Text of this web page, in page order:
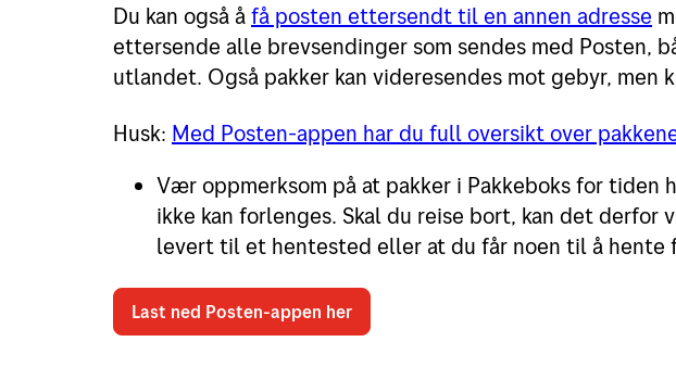
Du kan også å få posten ettersendt til en annen adresse
ettersende alle brevsendinger som sendes med Posten,
utlandet. Også pakker kan videresendes mot gebyr, men
Husk: Med Posten-appen har du full oversikt over
Vær oppmerksom på at pakker i Pakkeboks for tiden
ikke kan forlenges. Skal du reise bort, kan det derfor
levert til et hentested eller at du får noen til å hente
Last ned Posten-appen her